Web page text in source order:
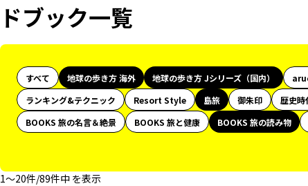
ドブック一覧
すべて 地球の歩き方 海外 地球の歩き方 Jシリーズ（国内）
ランキング&テクニック
Resort Style 島旅 御朱印 歴史時
BOOKS 旅の名言＆絶景
BOOKS 旅と健康 BOOKS 旅の読み物
1〜20件/89件中 を表示